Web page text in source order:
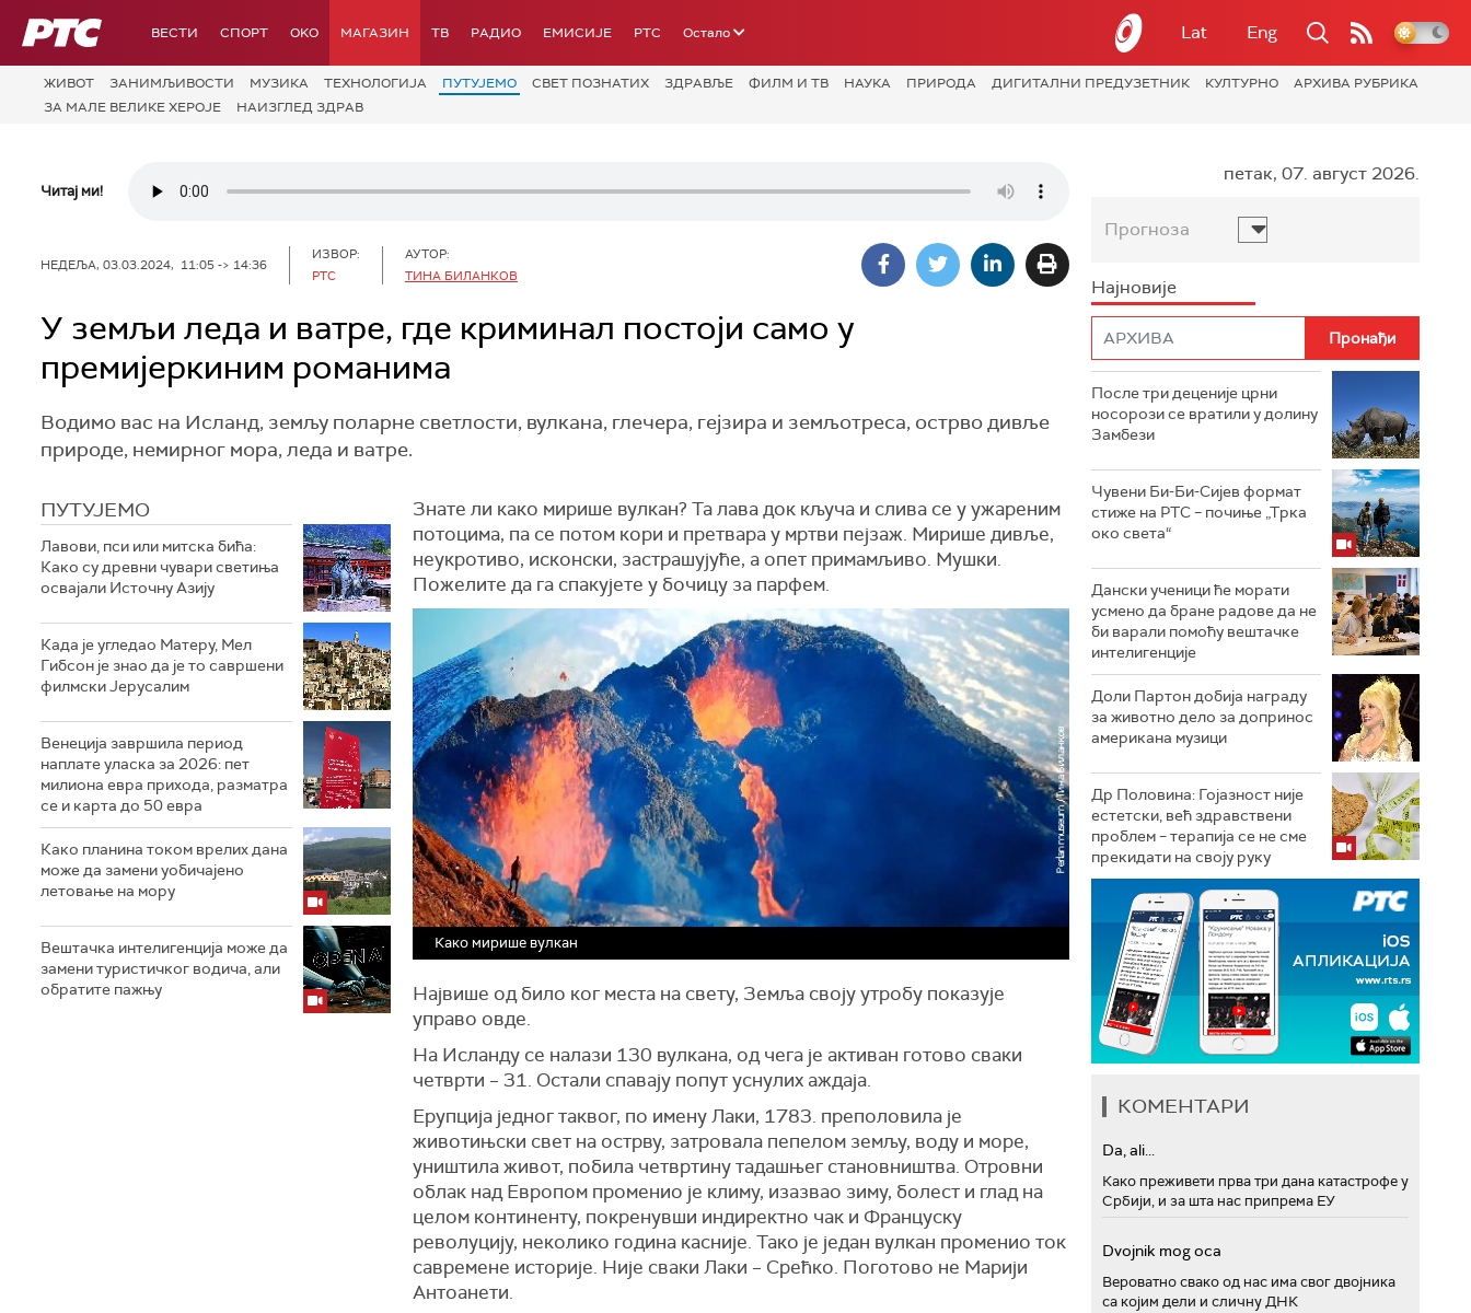
РТС ВЕСТИ СПОРТ OKO МАГАЗИН ТВ РАДИО ЕМИСИЈЕ РТС Остало Lat Eng
ЖИВОТ ЗАНИМЉИВОСТИ МУЗИКА ТЕХНОЛОГИЈA ПУТУЈЕМО СВЕТ ПОЗНАТИХ ЗДРАВЉЕ ФИЛМ И ТВ НАУКА ПРИРОДА ДИГИТАЛНИ ПРЕДУЗЕТНИК КУЛТУРНО
АРХИВА РУБРИКА
ЗА МАЛЕ ВЕЛИКЕ ХЕРОЈЕ
НАИЗГЛЕД ЗДРАВ
Читај ми!
НЕДЕЉА, 03.03.2024, 11:05 -> 14:36
ИЗВОР:
РТС
АУТОР:
ТИНА БИЛАНКОВ
У земљи леда и ватре, где криминал постоји само у
премијеркиним романима
Водимо вас на Исланд, земљу поларне светлости, вулкана, глечера, гејзира и земљотреса, острво дивље
природе, немирног мора, леда и ватре.
ПУТУЈЕМО
Лавови, пси или митска бића:
Како су древни чувари светиња
освајали Источну Азију
Када је угледао Матеру, Мел
Гибсон је знао да је то савршени
филмски Јерусалим
Венеција завршила период
наплате уласка за 2026: пет
милиона евра прихода, разматра
се и карта до 50 евра
Како планина током врелих дана
може да замени уобичајено
летовање на мору
Вештачка интелигенција може да
замени туристичког водича, али
обратите пажњу
Знате ли како мирише вулкан? Та лава док кључа и слива се у ужареним
потоцима, па се потом кори и претвара у мртви пејзаж. Мирише дивље,
неукротиво, исконски, застрашујуће, а опет примамљиво. Мушки.
Пожелите да га спакујете у бочицу за парфем.
Како мирише вулкан
Највише од било ког места на свету, Земља своју утробу показује
управо овде.
На Исланду се налази 130 вулкана, од чега је активан готово сваки
четврти – 31. Остали спавају попут уснулих аждаја.
Ерупција једног таквог, по имену Лаки, 1783. преполовила је
животињски свет на острву, затровала пепелом земљу, воду и море,
уништила живот, побила четвртину тадашњег становништва. Отровни
облак над Европом променио је климу, изазвао зиму, болест и глад на
целом континенту, покренувши индиректно чак и Француску
револуцију, неколико година касније. Тако је један вулкан променио ток
савремене историје. Није сваки Лаки – Срећко. Поготово не Марији
Антоанети.
петак, 07. август 2026.
Прогноза
Најновије
После три деценије црни
носорози се вратили у долину
Замбези
Чувени Би-Би-Сијев формат
стиже на РТС – почиње „Трка
око света“
Дански ученици ће морати
усмено да бране радове да не
би варали помоћу вештачке
интелигенције
Доли Партон добија награду
за животно дело за допринос
американа музици
Др Половина: Гојазност није
естетски, већ здравствени
проблем – терапија се не сме
прекидати на своју руку
КОМЕНТАРИ
Da, ali...
Како преживети прва три дана катастрофе у
Србији, и за шта нас припрема ЕУ
Dvojnik mog oca
Вероватно свако од нас има свог двојника
са којим дели и сличну ДНК